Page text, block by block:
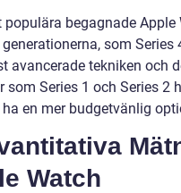
populära begagnade
som
avancerade tekniken och
som Series 1 och Series
en mer budgetvänlig
Watch